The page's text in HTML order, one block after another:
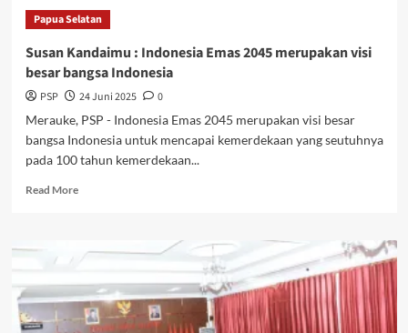
Pendidikan
dan
Boven
Digoel
Kembalikan
Siswa
Afirmasi
Ke
Tua
Papua Selatan
Susan Kandaimu : Indonesia Emas 2045 merupakan visi
besar bangsa Indonesia
PSP 24 Juni 2025
0
Merauke, PSP - Indonesia Emas 2045 merupakan visi besar
bangsa Indonesia untuk mencapai kemerdekaan yang seutuhnya
pada 100 tahun kemerdekaan...
Read MoreRead
Kandaimu
Indonesia
Emas
2045